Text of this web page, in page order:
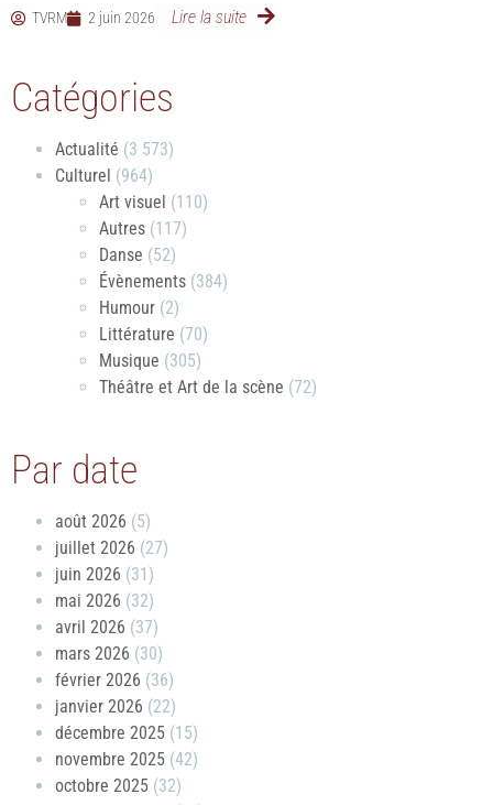
TVRM 2 juin 2026 Lire la suite
Catégories
Actualité (3 573)
Culturel (964)
Art visuel (110)
Autres (117)
Danse (52)
Évènements (384)
Humour (2)
Littérature (70)
Musique (305)
Théâtre et Art de la scène (72)
Par date
août 2026 (5)
juillet 2026 (27)
juin 2026 (31)
mai 2026 (32)
avril 2026 (37)
mars 2026 (30)
février 2026 (36)
janvier 2026 (22)
décembre 2025 (15)
novembre 2025 (42)
octobre 2025 (32)